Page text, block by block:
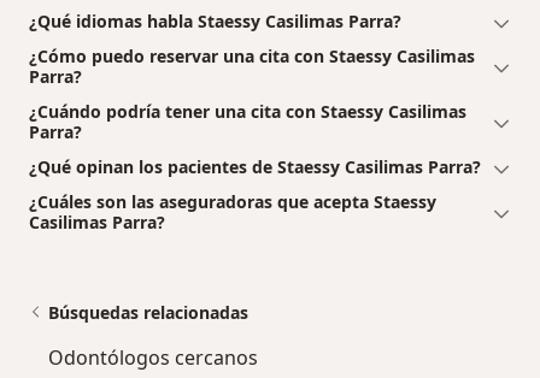
¿Qué idiomas habla Staessy Casilimas Parra?
¿Cómo puedo reservar una cita con Staessy Casilimas
Parra?
¿Cuándo podría tener una cita con Staessy Casilimas
Parra?
¿Qué opinan los pacientes de Staessy Casilimas Parra?
¿Cuáles son las aseguradoras que acepta Staessy
Casilimas Parra?
Búsquedas relacionadas
Odontólogos cercanos